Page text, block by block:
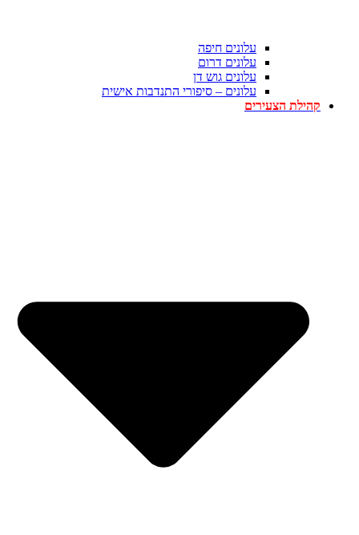
עלונים חיפה
עלונים דרום
עלונים גוש דן
עלונים – סיפורי התנדבות אישית
קהילת הצעירים